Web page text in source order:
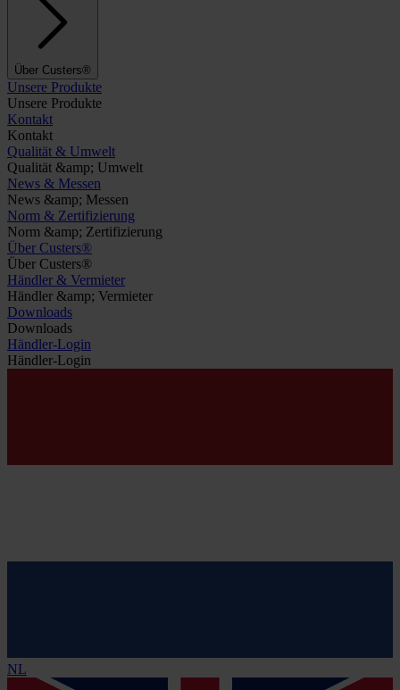
Über Custers®
Unsere Produkte
Unsere Produkte
Kontakt
Kontakt
Qualität & Umwelt
Qualität &amp; Umwelt
News & Messen
News &amp; Messen
Norm & Zertifizierung
Norm &amp; Zertifizierung
Über Custers®
Über Custers®
Händler & Vermieter
Händler &amp; Vermieter
Downloads
Downloads
Händler-Login
Händler-Login
NL